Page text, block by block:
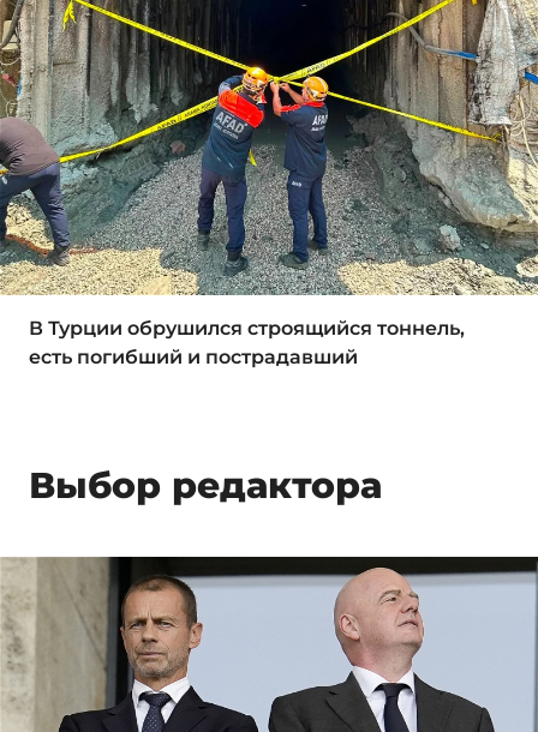
В Турции обрушился строящийся тоннель,
есть погибший и пострадавший
Выбор редактора